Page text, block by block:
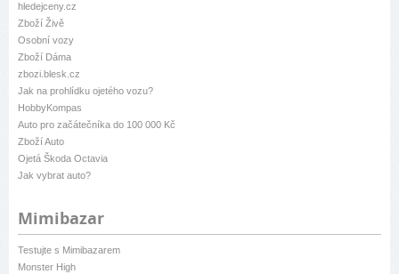
hledejceny.cz
Zboží Živě
Osobní vozy
Zboží Dáma
zbozi.blesk.cz
Jak na prohlídku ojetého vozu?
HobbyKompas
Auto pro začátečníka do 100 000 Kč
Zboží Auto
Ojetá Škoda Octavia
Jak vybrat auto?
Mimibazar
Testujte s Mimibazarem
Monster High